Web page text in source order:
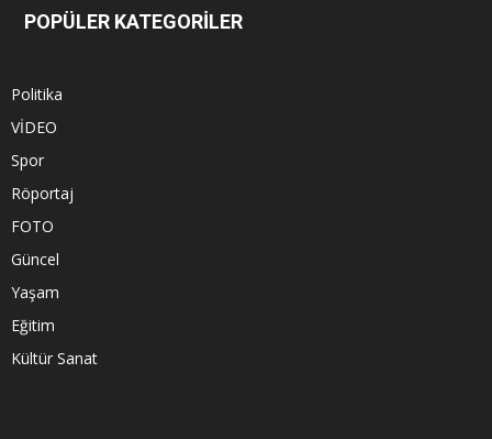
POPÜLER KATEGORİLER
Politika
VİDEO
Spor
Röportaj
FOTO
Güncel
Yaşam
Eğitim
Kültür Sanat